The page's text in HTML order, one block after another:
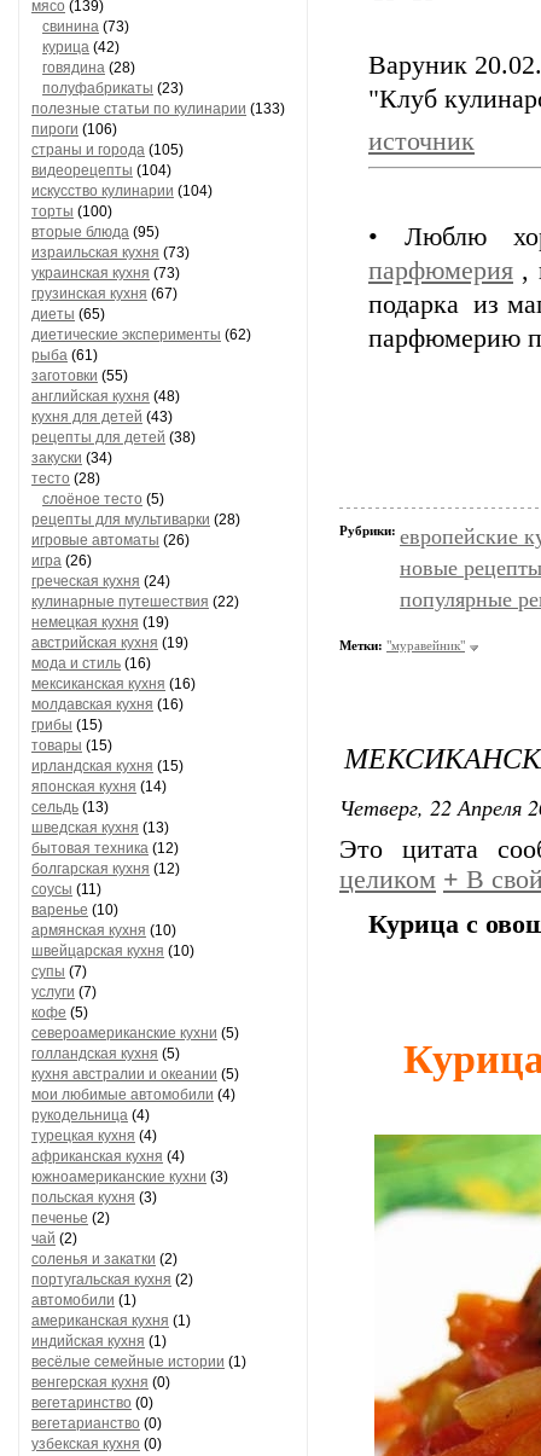
мясо (139)
свинина (73)
курица (42)
говядина (28)
полуфабрикаты (23)
полезные статьи по кулинарии (133)
пироги (106)
страны и города (105)
видеорецепты (104)
искусство кулинарии (104)
торты (100)
вторые блюда (95)
израильская кухня (73)
украинская кухня (73)
грузинская кухня (67)
диеты (65)
диетические эксперименты (62)
рыба (61)
заготовки (55)
английская кухня (48)
кухня для детей (43)
рецепты для детей (38)
закуски (34)
тесто (28)
слоёное тесто (5)
рецепты для мультиварки (28)
игровые автоматы (26)
игра (26)
греческая кухня (24)
кулинарные путешествия (22)
немецкая кухня (19)
австрийская кухня (19)
мода и стиль (16)
мексиканская кухня (16)
молдавская кухня (16)
грибы (15)
товары (15)
ирландская кухня (15)
японская кухня (14)
сельдь (13)
шведская кухня (13)
бытовая техника (12)
болгарская кухня (12)
соусы (11)
варенье (10)
армянская кухня (10)
швейцарская кухня (10)
супы (7)
услуги (7)
кофе (5)
североамериканские кухни (5)
голландская кухня (5)
кухня австралии и океании (5)
мои любимые автомобили (4)
рукодельница (4)
турецкая кухня (4)
африканская кухня (4)
южноамериканские кухни (3)
польская кухня (3)
печенье (2)
чай (2)
соленья и закатки (2)
португальская кухня (2)
автомобили (1)
американская кухня (1)
индийская кухня (1)
весёлые семейные истории (1)
венгерская кухня (0)
вегетаринство (0)
вегетарианство (0)
узбекская кухня (0)
Варуник
"Клуб
источник
• Люблю
парфюмерия ,
подарка из
парфюмерию
Рубрики: европейские
новые рецепты
популярные
Метки: "муравейник"
Четверг, 22 Апреля
Это цитата
целиком + В
Курица с